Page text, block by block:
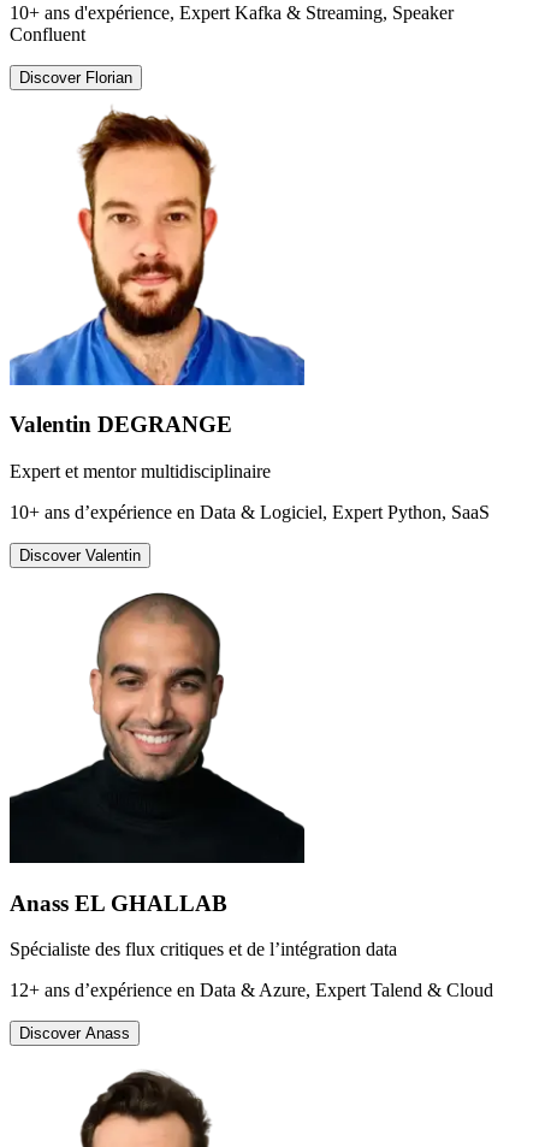
10+ ans d'expérience, Expert Kafka & Streaming, Speaker
Confluent
Discover Florian
Valentin DEGRANGE
Expert et mentor multidisciplinaire
10+ ans d’expérience en Data & Logiciel, Expert Python, SaaS
Discover Valentin
Anass EL GHALLAB
Spécialiste des flux critiques et de l’intégration data
12+ ans d’expérience en Data & Azure, Expert Talend & Cloud
Discover Anass